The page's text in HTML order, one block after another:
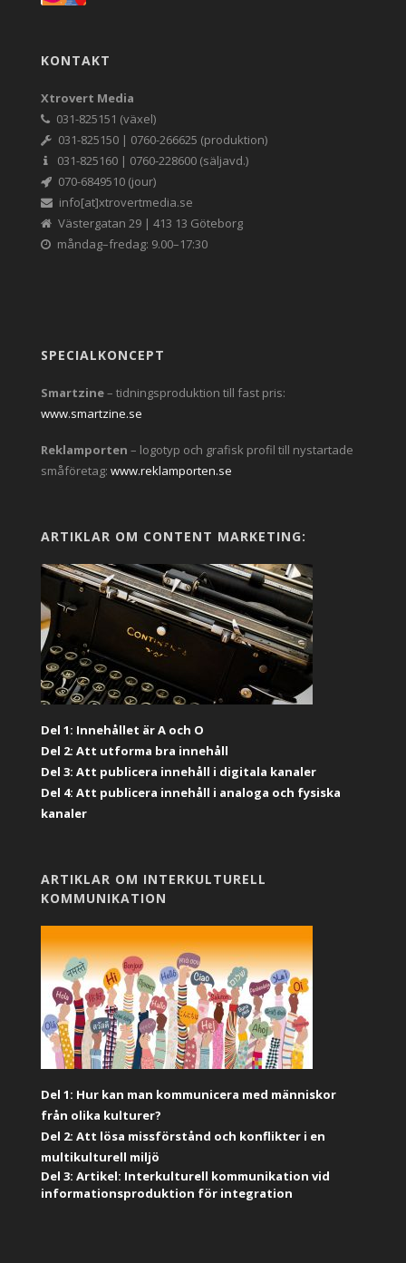
KONTAKT
Xtrovert Media
031-825151 (växel)
031-825150 | 0760-266625 (produktion)
031-825160 | 0760-228600 (säljavd.)
070-6849510 (jour)
info[at]xtrovertmedia.se
Västergatan 29 | 413 13 Göteborg
måndag–fredag: 9.00–17:30
SPECIALKONCEPT
Smartzine– tidningsproduktion till fast pris:
www.smartzine.se
Reklamporten – logotyp och grafisk profil till nystartade
småföretag: www.reklamporten.se
ARTIKLAR OM CONTENT MARKETING:
Del 1: Innehållet är A och O
Del 2: Att utforma bra innehåll
Del 3: Att publicera innehåll i digitala kanaler
Del 4: Att publicera innehåll i analoga och fysiska
kanaler
ARTIKLAR OM INTERKULTURELL
KOMMUNIKATION
Del 1: Hur kan man kommunicera med människor
från olika kulturer?
Del 2: Att lösa missförstånd och konflikter i en
multikulturell miljö
Del 3: Artikel: Interkulturell kommunikation vid
informationsproduktion för integration